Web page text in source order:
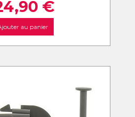
€
au panier